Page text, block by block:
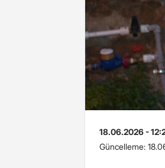
18.06.2026 -
Güncelleme: